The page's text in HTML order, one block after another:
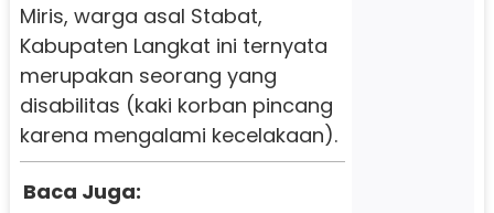
Miris, warga asal Stabat,
Kabupaten Langkat ini ternyata
merupakan seorang yang
disabilitas (kaki korban pincang
karena mengalami kecelakaan).
Baca Juga: